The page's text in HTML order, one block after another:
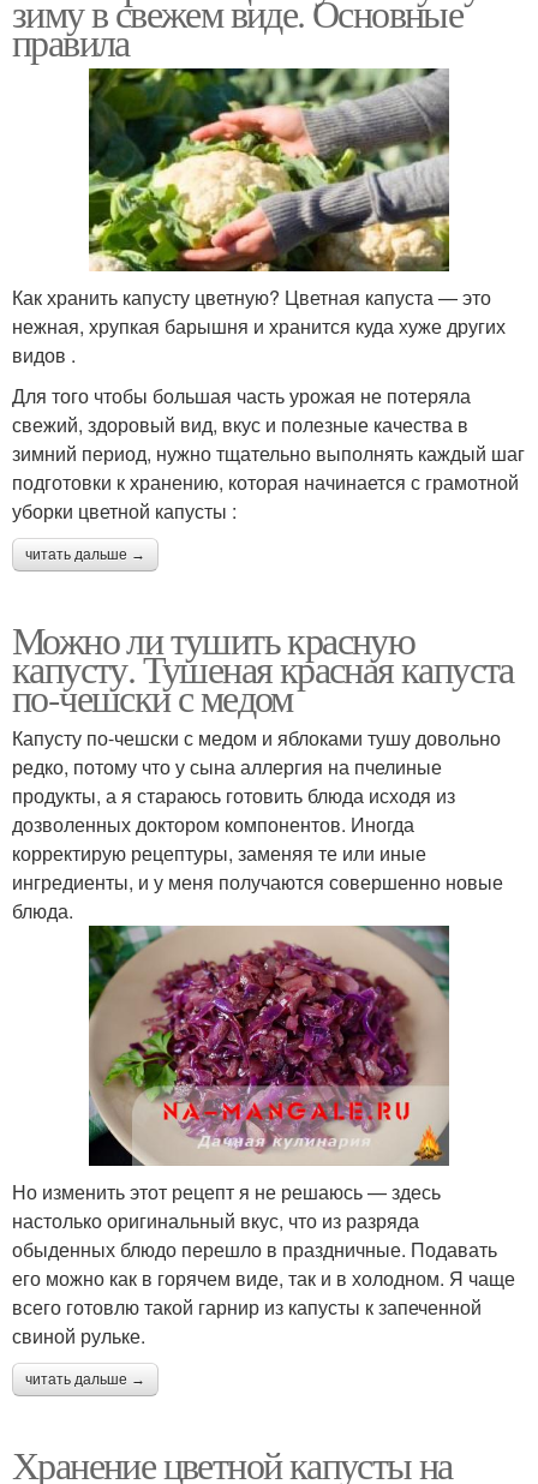
зиму в свежем виде. Основные
правила
Как хранить капусту цветную? Цветная капуста — это
нежная, хрупкая барышня и хранится куда хуже других
видов .
Для того чтобы большая часть урожая не потеряла
свежий, здоровый вид, вкус и полезные качества в
зимний период, нужно тщательно выполнять каждый шаг
подготовки к хранению, которая начинается с грамотной
уборки цветной капусты :
читать дальше →
Можно ли тушить красную
капусту. Тушеная красная капуста
по-чешски с медом
Капусту по-чешски с медом и яблоками тушу довольно
редко, потому что у сына аллергия на пчелиные
продукты, а я стараюсь готовить блюда исходя из
дозволенных доктором компонентов. Иногда
корректирую рецептуры, заменяя те или иные
ингредиенты, и у меня получаются совершенно новые
блюда.
Но изменить этот рецепт я не решаюсь — здесь
настолько оригинальный вкус, что из разряда
обыденных блюдо перешло в праздничные. Подавать
его можно как в горячем виде, так и в холодном. Я чаще
всего готовлю такой гарнир из капусты к запеченной
свиной рульке.
читать дальше →
Хранение цветной капусты на